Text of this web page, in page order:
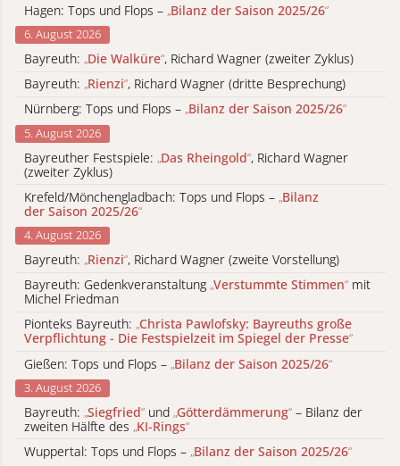
Hagen: Tops und Flops – „Bilanz der Saison 2025/26“
6. August 2026
Bayreuth: „Die Walküre“, Richard Wagner (zweiter Zyklus)
Bayreuth: „Rienzi“, Richard Wagner (dritte Besprechung)
Nürnberg: Tops und Flops – „Bilanz der Saison 2025/26“
5. August 2026
Bayreuther Festspiele: „Das Rheingold“, Richard Wagner
(zweiter Zyklus)
Krefeld/Mönchengladbach: Tops und Flops – „Bilanz
der Saison 2025/26“
4. August 2026
Bayreuth: „Rienzi“, Richard Wagner (zweite Vorstellung)
Bayreuth: Gedenkveranstaltung „Verstummte Stimmen“ mit
Michel Friedman
Pionteks Bayreuth: „Christa Pawlofsky: Bayreuths große
Verpflichtung - Die Festspielzeit im Spiegel der Presse“
Gießen: Tops und Flops – „Bilanz der Saison 2025/26“
3. August 2026
Bayreuth: „Siegfried“ und „Götterdämmerung“ – Bilanz der
zweiten Hälfte des „KI-Rings“
Wuppertal: Tops und Flops – „Bilanz der Saison 2025/26“